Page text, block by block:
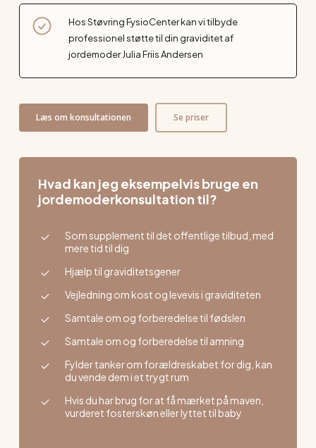
Hos Støvring FysioCenter kan vi tilbyde
professionel støtte til din graviditet af
jordemoder Julia Friis Andersen
Læs om konsultationen Se priser
Hvad kan jeg eksempelvis bruge en
jordemoderkonsultation til?
Som supplement til det offentlige tilbud, med
mere tid til dig
Hjælp til graviditetsgener
Vejledning om kost og levevis i graviditeten
Samtale om og forberedelse til fødslen
Samtale om og forberedelse til amning
Fylder tanker om forældreskabet for dig, kan
du vende dem i et trygt rum
Hvis du har brug for at få mærket på maven,
vurderet fosterskøn eller lyttet til baby